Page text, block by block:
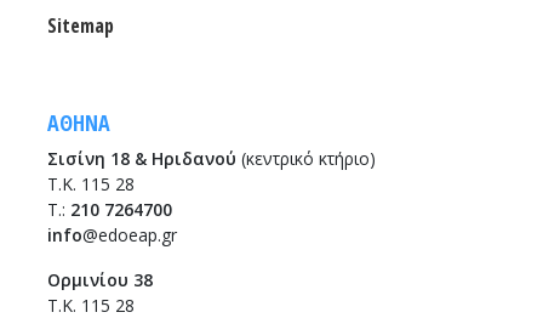
Sitemap
ΑΘΗΝΑ
Σισίνη 18 & Ηριδανού (κεντρικό κτήριο)
Τ.Κ. 115 28
T.: 210 7264700
info@edoeap.gr
Ορμινίου 38
Τ.Κ. 115 28